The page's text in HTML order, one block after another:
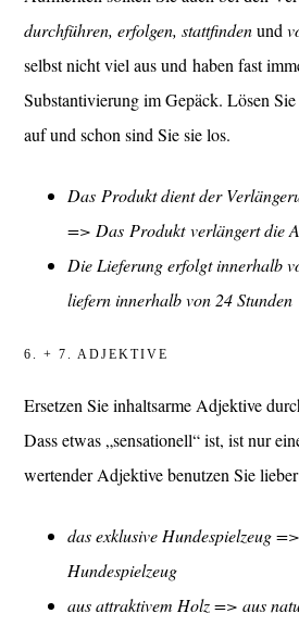
durchführen, erfolgen, stattfindenund
selbst nicht viel aus und haben fast
Substantivierung im Gepäck. Lösen
auf und schon sind Sie sie los.
Das Produkt dient der
=> Das Produkt verlängert die
Die Lieferung erfolgt innerhalb
liefern innerhalb von 24 Stunden
6. + 7. ADJEKTIVE
Ersetzen Sie inhaltsarme Adjektive
Dass etwas „sensationell“ ist, ist nur
wertender Adjektive benutzen Sie
das exklusive Hundespielzeug
Hundespielzeug
aus attraktivem Holz => aus